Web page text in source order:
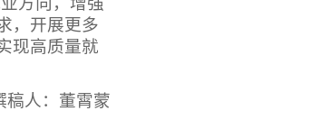
，开展更多
现高质量就
稿人：董霄蒙